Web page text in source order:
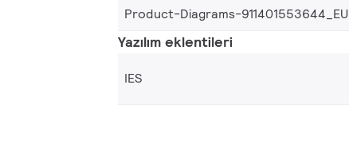
Product-Diagrams-911401553644_EU
Yazılım eklentileri
IES